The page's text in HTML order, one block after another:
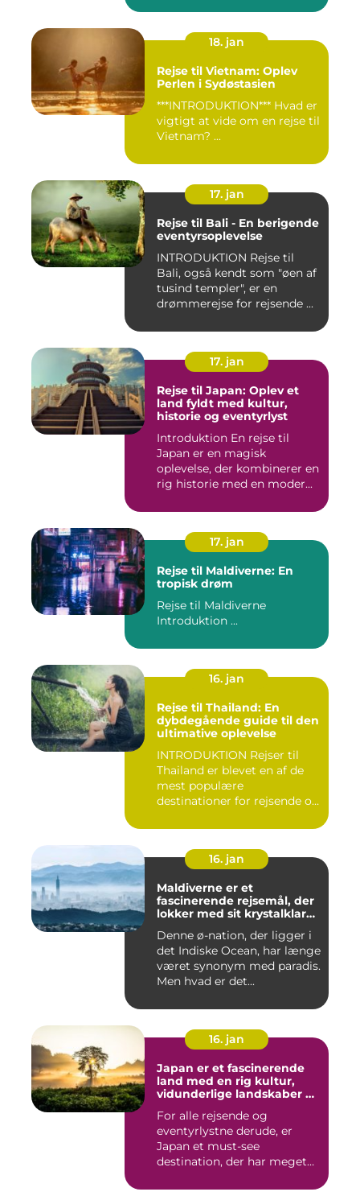
18. jan
Rejse til Vietnam: Oplev
Perlen i Sydøstasien
***INTRODUKTION*** Hvad er
vigtigt at vide om en rejse til
Vietnam? ...
17. jan
Rejse til Bali - En berigende
eventyrsoplevelse
INTRODUKTION Rejse til
Bali, også kendt som "øen af
tusind templer", er en
drømmerejse for rejsende ...
17. jan
Rejse til Japan: Oplev et
land fyldt med kultur,
historie og eventyrlyst
Introduktion En rejse til
Japan er en magisk
oplevelse, der kombinerer en
rig historie med en moder...
17. jan
Rejse til Maldiverne: En
tropisk drøm
Rejse til Maldiverne
Introduktion ...
16. jan
Rejse til Thailand: En
dybdegående guide til den
ultimative oplevelse
INTRODUKTION Rejser til
Thailand er blevet en af de
mest populære
destinationer for rejsende og
16. jan
Maldiverne er et
fascinerende rejsemål, der
lokker med sit krystalklare
sandstrande og luksuriøse
feriesteder
Denne ø-nation, der ligger i
det Indiske Ocean, har længe
været synonym med paradis.
Men hvad er det...
16. jan
Japan er et fascinerende
land med en rig kultur,
vidunderlige landskaber og
tradition og modernitet
For alle rejsende og
eventyrlystne derude, er
Japan et must-see
destination, der har meget